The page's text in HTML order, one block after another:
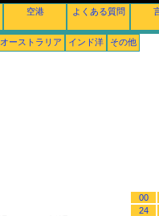
空港 よくある質問
オーストラリア インド洋 その他
00
24